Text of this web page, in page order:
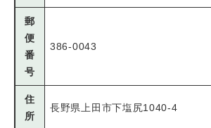
郵
便
番
号
386-0043
住
所
長野県上田市下塩尻1040-4